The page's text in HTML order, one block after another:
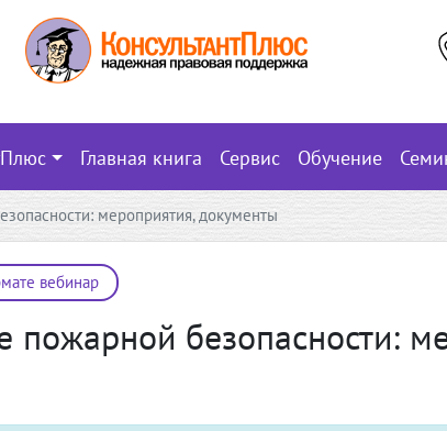
Главная книга Сервис Обучение
мероприятия, документы
вебинар
пожарной безопасности: